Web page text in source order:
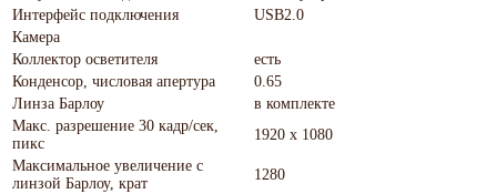
Интерфейс подключения
USB2.0
Камера
Коллектор осветителя
есть
Конденсор, числовая апертура
0.65
Линза Барлоу
в комплекте
Макс. разрешение 30 кадр/сек,
пикс
1920 х 1080
Максимальное увеличение с
линзой Барлоу, крат
1280